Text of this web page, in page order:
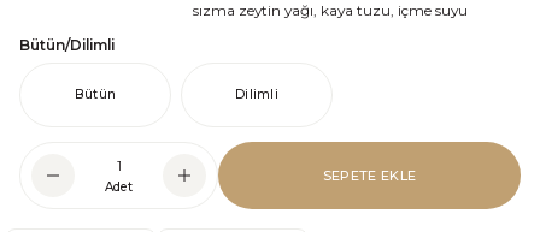
sızma zeytin yağı, kaya tuzu, içme suyu
Bütün/Dilimli
Bütün Dilimli
Adet
SEPETE EKLE